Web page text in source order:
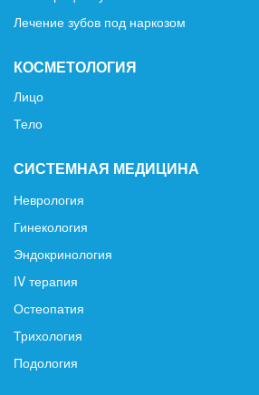
Лечение зубов под наркозом
КОСМЕТОЛОГИЯ
Лицо
Тело
СИСТЕМНАЯ МЕДИЦИНА
Неврология
Гинекология
Эндокринология
IV терапия
Остеопатия
Трихология
Подология